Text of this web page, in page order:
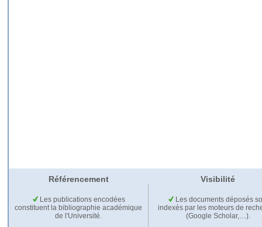
Référencement Visibilité
Les publications encodées
constituent la bibliographie académique
de l'Université.
Les documents déposés
indexés par les moteurs de
(Google Scholar,…).